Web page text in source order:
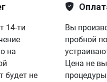
14-ти
на
будет не
Вы
пробной
Цена не